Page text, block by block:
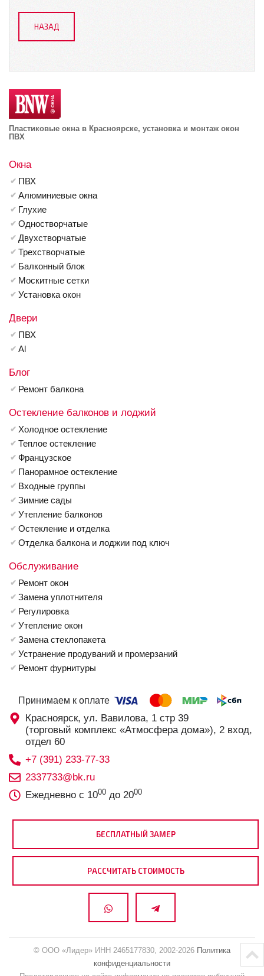
НАЗАД
Пластиковые окна в Красноярске, установка и монтаж окон
ПВХ
Окна
ПВХ
Алюминиевые окна
Глухие
Одностворчатые
Двухстворчатые
Трехстворчатые
Балконный блок
Москитные сетки
Установка окон
Двери
ПВХ
Al
Блог
Ремонт балкона
Остекление балконов и лоджий
Холодное остекление
Теплое остекление
Французское
Панорамное остекление
Входные группы
Зимние сады
Утепление балконов
Остекление и отделка
Отделка балкона и лоджии под ключ
Обслуживание
Ремонт окон
Замена уплотнителя
Регулировка
Утепление окон
Замена стеклопакета
Устранение продуваний и промерзаний
Ремонт фурнитуры
Принимаем к оплате
Красноярск, ул. Вавилова, 1 стр 39
(торговый комплекс «Атмосфера дома»), 2 вход,
отдел 60
+7 (391) 233-77-33
2337733@bk.ru
Ежедневно с 1000 до 2000
БЕСПЛАТНЫЙ ЗАМЕР
РАССЧИТАТЬ СТОИМОСТЬ
© ООО «Лидер» ИНН 2465177830, 2002-2026 Политика
конфиденциальности